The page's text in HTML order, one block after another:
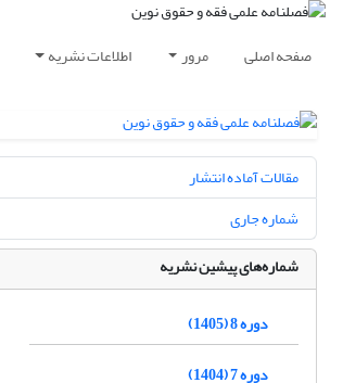
صفحه اصلی مرور اطلاعات نشریه
مقالات آماده انتشار
شماره جاری
شماره‌های پیشین نشریه
دوره 8 (1405)
دوره 7 (1404)